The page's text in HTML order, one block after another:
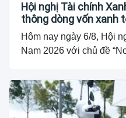
Hội nghị Tài chính
thông dòng vốn xanh
Hôm nay ngày 6/8, Hội
Nam 2026 với chủ đề